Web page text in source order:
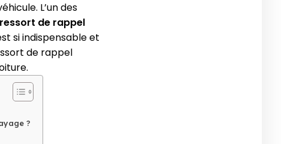
L’un des
ressort de rappel
si indispensable et
de rappel
?